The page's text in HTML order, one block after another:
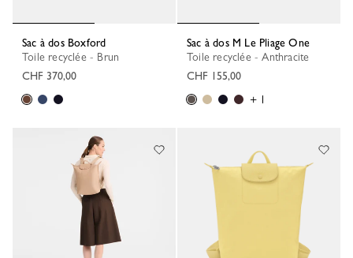
Sac à dos Boxford
Toile recyclée - Brun
CHF 370,00
Sac à dos M Le Pliage One
Toile recyclée - Anthracite
CHF 155,00
+ 1